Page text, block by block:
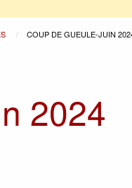
COUP DE GUEULE-JUIN
2024